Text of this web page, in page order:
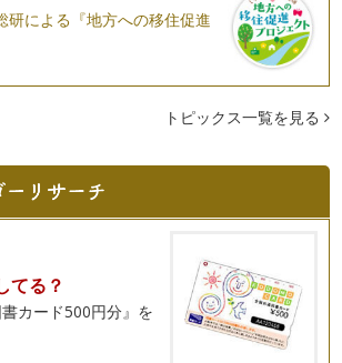
させる際、多くの教室の中からお子さんにと
てベストな教室を選…
とともに、英語学習の形もどんどん変わっ
はどこに住んでいて…
ゲージ
ュケーションをとる際、音声だけでなくボ
利用します。耳で聞…
the）は誰もが知っていますね。しかし、
研による『地方への移住促進
トピックス一覧を見る
てる？
カード500円分』を